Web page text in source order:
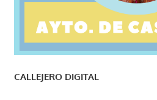
CALLEJERO DIGITAL